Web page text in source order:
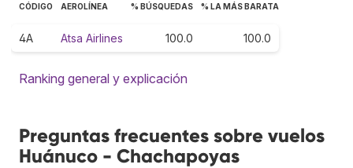
CÓDIGO AEROLÍNEA % BÚSQUEDAS % LA MÁS BARATA
4A Atsa Airlines 100.0 100.0
Ranking general y explicación
Preguntas frecuentes sobre vuelos
Huánuco - Chachapoyas